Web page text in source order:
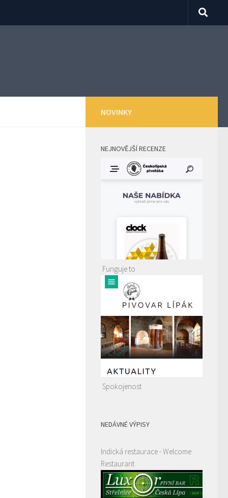
NOVINKY
NEJNOVĚJŠÍ RECENZE
Funguje to
Spokojenost
NEDÁVNÉ VÝPISY
Indická restaurace - Welcome
Restaurant